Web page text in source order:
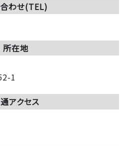
わせ(TEL)
所在地
1
アクセス